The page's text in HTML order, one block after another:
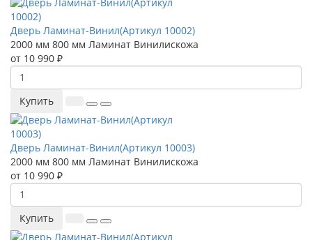
Дверь Ламинат-Винил(Артикул 10002)
2000 мм 800 мм Ламинат Винилискожа
от 10 990 ₽
Купить
Дверь Ламинат-Винил(Артикул 10003)
2000 мм 800 мм Ламинат Винилискожа
от 10 990 ₽
Купить